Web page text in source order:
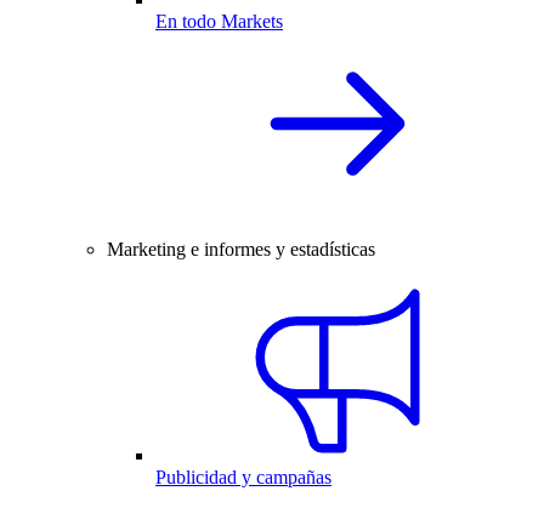
En todo Markets
Marketing e informes y estadísticas
Publicidad y campañas